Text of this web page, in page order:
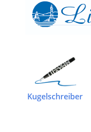
Kugelschreiber